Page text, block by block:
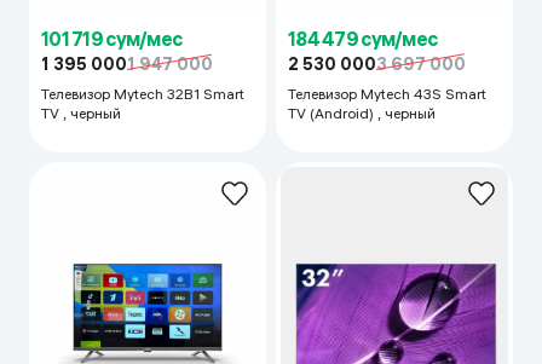
101 719 сум/мес
1 395 0001 947 000
Телевизор Mytech 32B1 Smart
TV , черный
184 479 сум/мес
2 530 0003 697 000
Телевизор Mytech 43S Smart
TV (Android) , черный